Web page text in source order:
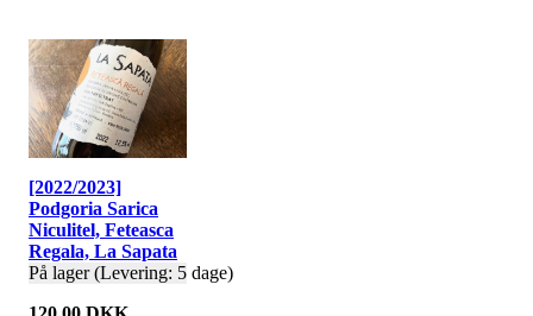
[2022/2023]
Podgoria Sarica
Niculitel, Feteasca
Regala, La Sapata
På lager (Levering: 5 dage)